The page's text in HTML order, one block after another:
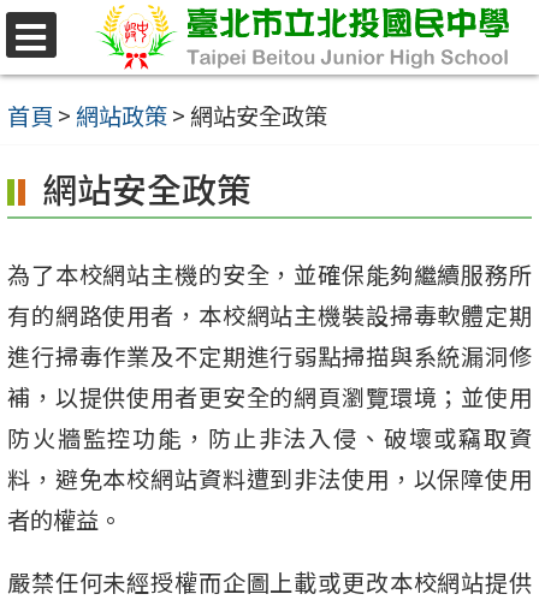
跳
至
主
內
容
區
首頁 > 網站政策> 網站安全政策
網站安全政策
為了本校網站主機的安全，並確保能夠繼續服務所
有的網路使用者，本校網站主機裝設掃毒軟體定期
進行掃毒作業及不定期進行弱點掃描與系統漏洞修
補，以提供使用者更安全的網頁瀏覽環境；並使用
防火牆監控功能，防止非法入侵、破壞或竊取資
料，避免本校網站資料遭到非法使用，以保障使用
者的權益。
嚴禁任何未經授權而企圖上載或更改本校網站提供
選
單